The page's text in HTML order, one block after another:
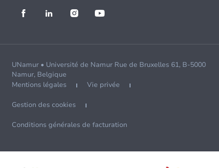
UNamur • Université de Namur Rue de Bruxelles 61, B-5000
Namur, Belgique
Mentions légales
Vie privée
Gestion des cookies
Conditions générales de facturation